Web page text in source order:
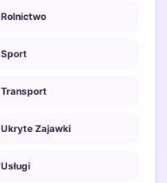
Rolnictwo
Sport
Transport
Ukryte Zajawki
Usługi